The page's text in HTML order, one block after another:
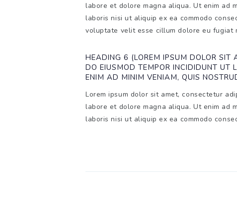
labore et dolore magna aliqua. Ut enim ad
laboris nisi ut aliquip ex ea commodo
voluptate velit esse cillum dolore eu fugiat
HEADING 6 (LOREM IPSUM DOLOR SIT
DO EIUSMOD TEMPOR INCIDIDUNT UT
ENIM AD MINIM VENIAM, QUIS
Lorem ipsum dolor sit amet, consectetur
labore et dolore magna aliqua. Ut enim ad
laboris nisi ut aliquip ex ea commodo